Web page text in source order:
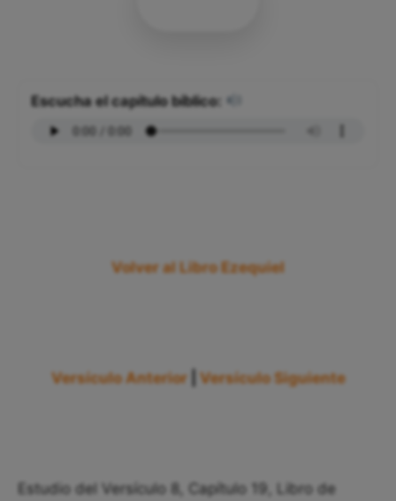
Escucha el capítulo bíblico:
Volver al Libro Ezequiel
Versículo Anterior Versículo Siguiente
Estudio del Versículo 8, Capítulo 19, Libro de